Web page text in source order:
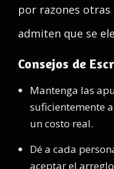
por razones
admiten que se
Consejos de
Mantenga las
suficientemente
un costo real.
Dé a cada
aceptar el